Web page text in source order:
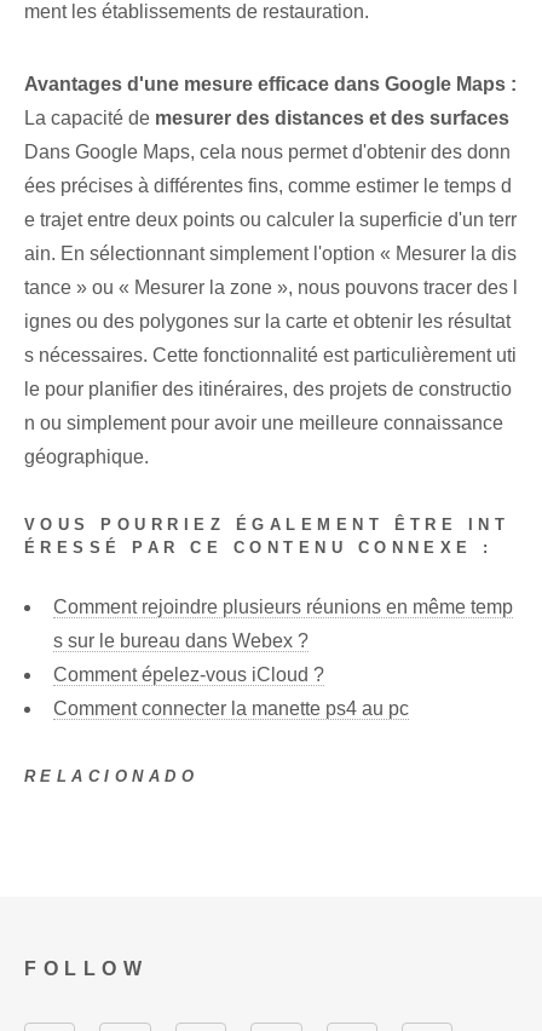
ment les établissements de restauration.
Avantages d'une mesure efficace dans Google Maps :
La capacité de mesurer des distances et des surfaces
Dans Google Maps, cela nous permet d'obtenir des donn
ées précises à différentes fins, comme estimer le temps d
e trajet entre deux points ou calculer la superficie d'un terr
ain. En sélectionnant simplement l'option « Mesurer la dis
tance » ou « Mesurer la zone », nous pouvons tracer des l
ignes ou des polygones sur la carte et obtenir les résultat
s nécessaires. Cette fonctionnalité est particulièrement uti
le pour planifier des itinéraires, des projets de constructio
n ou simplement pour avoir une meilleure connaissance
géographique.
VOUS POURRIEZ ÉGALEMENT ÊTRE INT
ÉRESSÉ PAR CE CONTENU CONNEXE :
Comment rejoindre plusieurs réunions en même temp
s sur le bureau dans Webex ?
Comment épelez-vous iCloud ?
Comment connecter la manette ps4 au pc
RELACIONADO
FOLLOW